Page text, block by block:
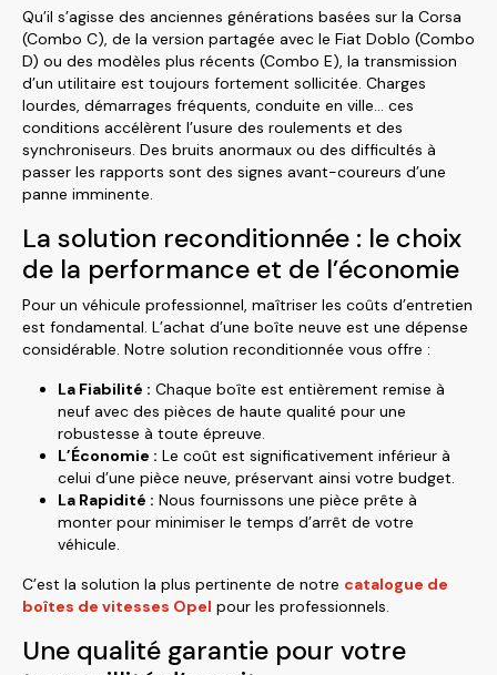
Qu’il s’agisse des anciennes générations basées sur la Corsa
(Combo C), de la version partagée avec le Fiat Doblo (Combo
D) ou des modèles plus récents (Combo E), la transmission
d’un utilitaire est toujours fortement sollicitée. Charges
lourdes, démarrages fréquents, conduite en ville… ces
conditions accélèrent l’usure des roulements et des
synchroniseurs. Des bruits anormaux ou des difficultés à
passer les rapports sont des signes avant-coureurs d’une
panne imminente.
La solution reconditionnée : le choix
de la performance et de l’économie
Pour un véhicule professionnel, maîtriser les coûts d’entretien
est fondamental. L’achat d’une boîte neuve est une dépense
considérable. Notre solution reconditionnée vous offre :
La Fiabilité : Chaque boîte est entièrement remise à
neuf avec des pièces de haute qualité pour une
robustesse à toute épreuve.
L’Économie : Le coût est significativement inférieur à
celui d’une pièce neuve, préservant ainsi votre budget.
La Rapidité : Nous fournissons une pièce prête à
monter pour minimiser le temps d’arrêt de votre
véhicule.
C’est la solution la plus pertinente de notre catalogue de
boîtes de vitesses Opel pour les professionnels.
Une qualité garantie pour votre